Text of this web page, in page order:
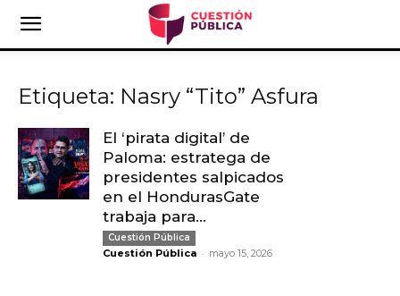
Etiqueta: Nasry “Tito” Asfura
El ‘pirata digital’ de
Paloma: estratega de
presidentes salpicados
en el HondurasGate
trabaja para...
Cuestión Pública
Cuestión Pública - mayo 15, 2026